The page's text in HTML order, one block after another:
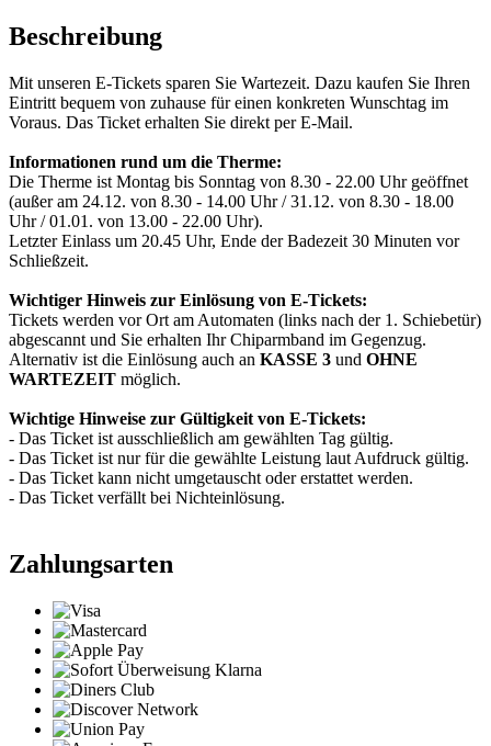
Beschreibung
Mit unseren E-Tickets sparen Sie Wartezeit. Dazu kaufen Sie Ihren
Eintritt bequem von zuhause für einen konkreten Wunschtag im
Voraus. Das Ticket erhalten Sie direkt per E-Mail.
Informationen rund um die Therme:
Die Therme ist Montag bis Sonntag von 8.30 - 22.00 Uhr geöffnet
(außer am 24.12. von 8.30 - 14.00 Uhr / 31.12. von 8.30 - 18.00
Uhr / 01.01. von 13.00 - 22.00 Uhr).
Letzter Einlass um 20.45 Uhr, Ende der Badezeit 30 Minuten vor
Schließzeit.
Wichtiger Hinweis zur Einlösung von E-Tickets:
Tickets werden vor Ort am Automaten (links nach der 1. Schiebetür)
abgescannt und Sie erhalten Ihr Chiparmband im Gegenzug.
Alternativ ist die Einlösung auch an KASSE 3 und OHNE
WARTEZEIT möglich.
Wichtige Hinweise zur Gültigkeit von E-Tickets:
- Das Ticket ist ausschließlich am gewählten Tag gültig.
- Das Ticket ist nur für die gewählte Leistung laut Aufdruck gültig.
- Das Ticket kann nicht umgetauscht oder erstattet werden.
- Das Ticket verfällt bei Nichteinlösung.
Zahlungsarten